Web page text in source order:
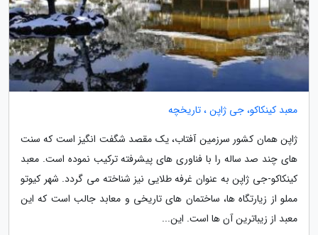
معبد کینکاکو، جی ژاپن ، تاریخچه
ژاپن همان کشور سرزمین آفتاب، یک مقصد شگفت انگیز است که سنت
های چند صد ساله را با فناوری های پیشرفته ترکیب نموده است. معبد
کینکاکو-جی ژاپن به عنوان غرفه طلایی نیز شناخته می گردد. شهر کیوتو
مملو از زیارتگاه ها، ساختمان های تاریخی و معابد جالب است که این
معبد از زیباترین آن ها است. این...